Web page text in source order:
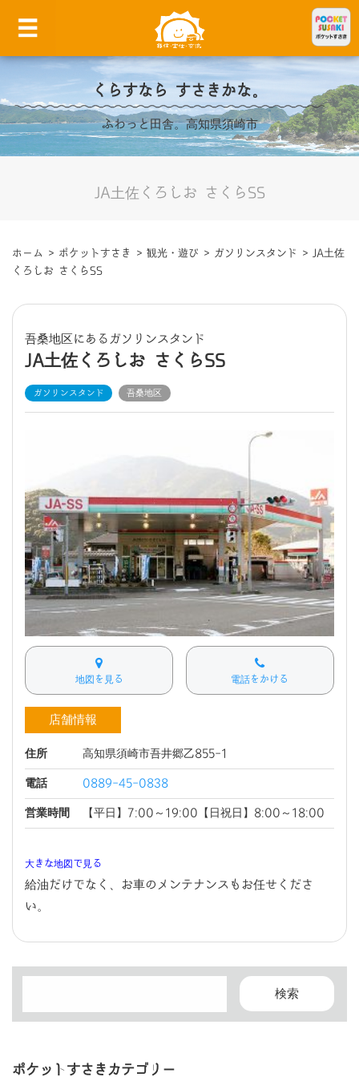
くらすなら すさきかな。
ふわっと田舎。高知県須崎市
JA土佐くろしお さくらSS
ホーム > ポケットすさき > 観光・遊び > ガソリンスタンド > JA土佐
くろしお さくらSS
吾桑地区にあるガソリンスタンド
JA土佐くろしお さくらSS
ガソリンスタンド 吾桑地区
地図を見る 電話をかける
店舗情報
住所 高知県須崎市吾井郷乙855-1
電話 0889-45-0838
営業時間 【平日】7:00～19:00【日祝日】8:00～18:00
大きな地図で見る
給油だけでなく、お車のメンテナンスもお任せくださ
い。
ポケットすさきカテゴリー